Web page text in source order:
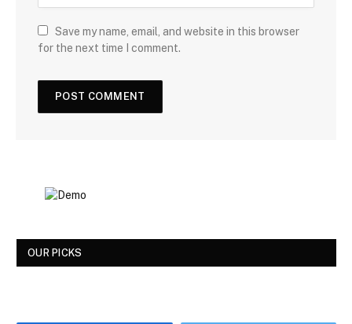
Save my name, email, and website in this browser
for the next time I comment.
OUR PICKS